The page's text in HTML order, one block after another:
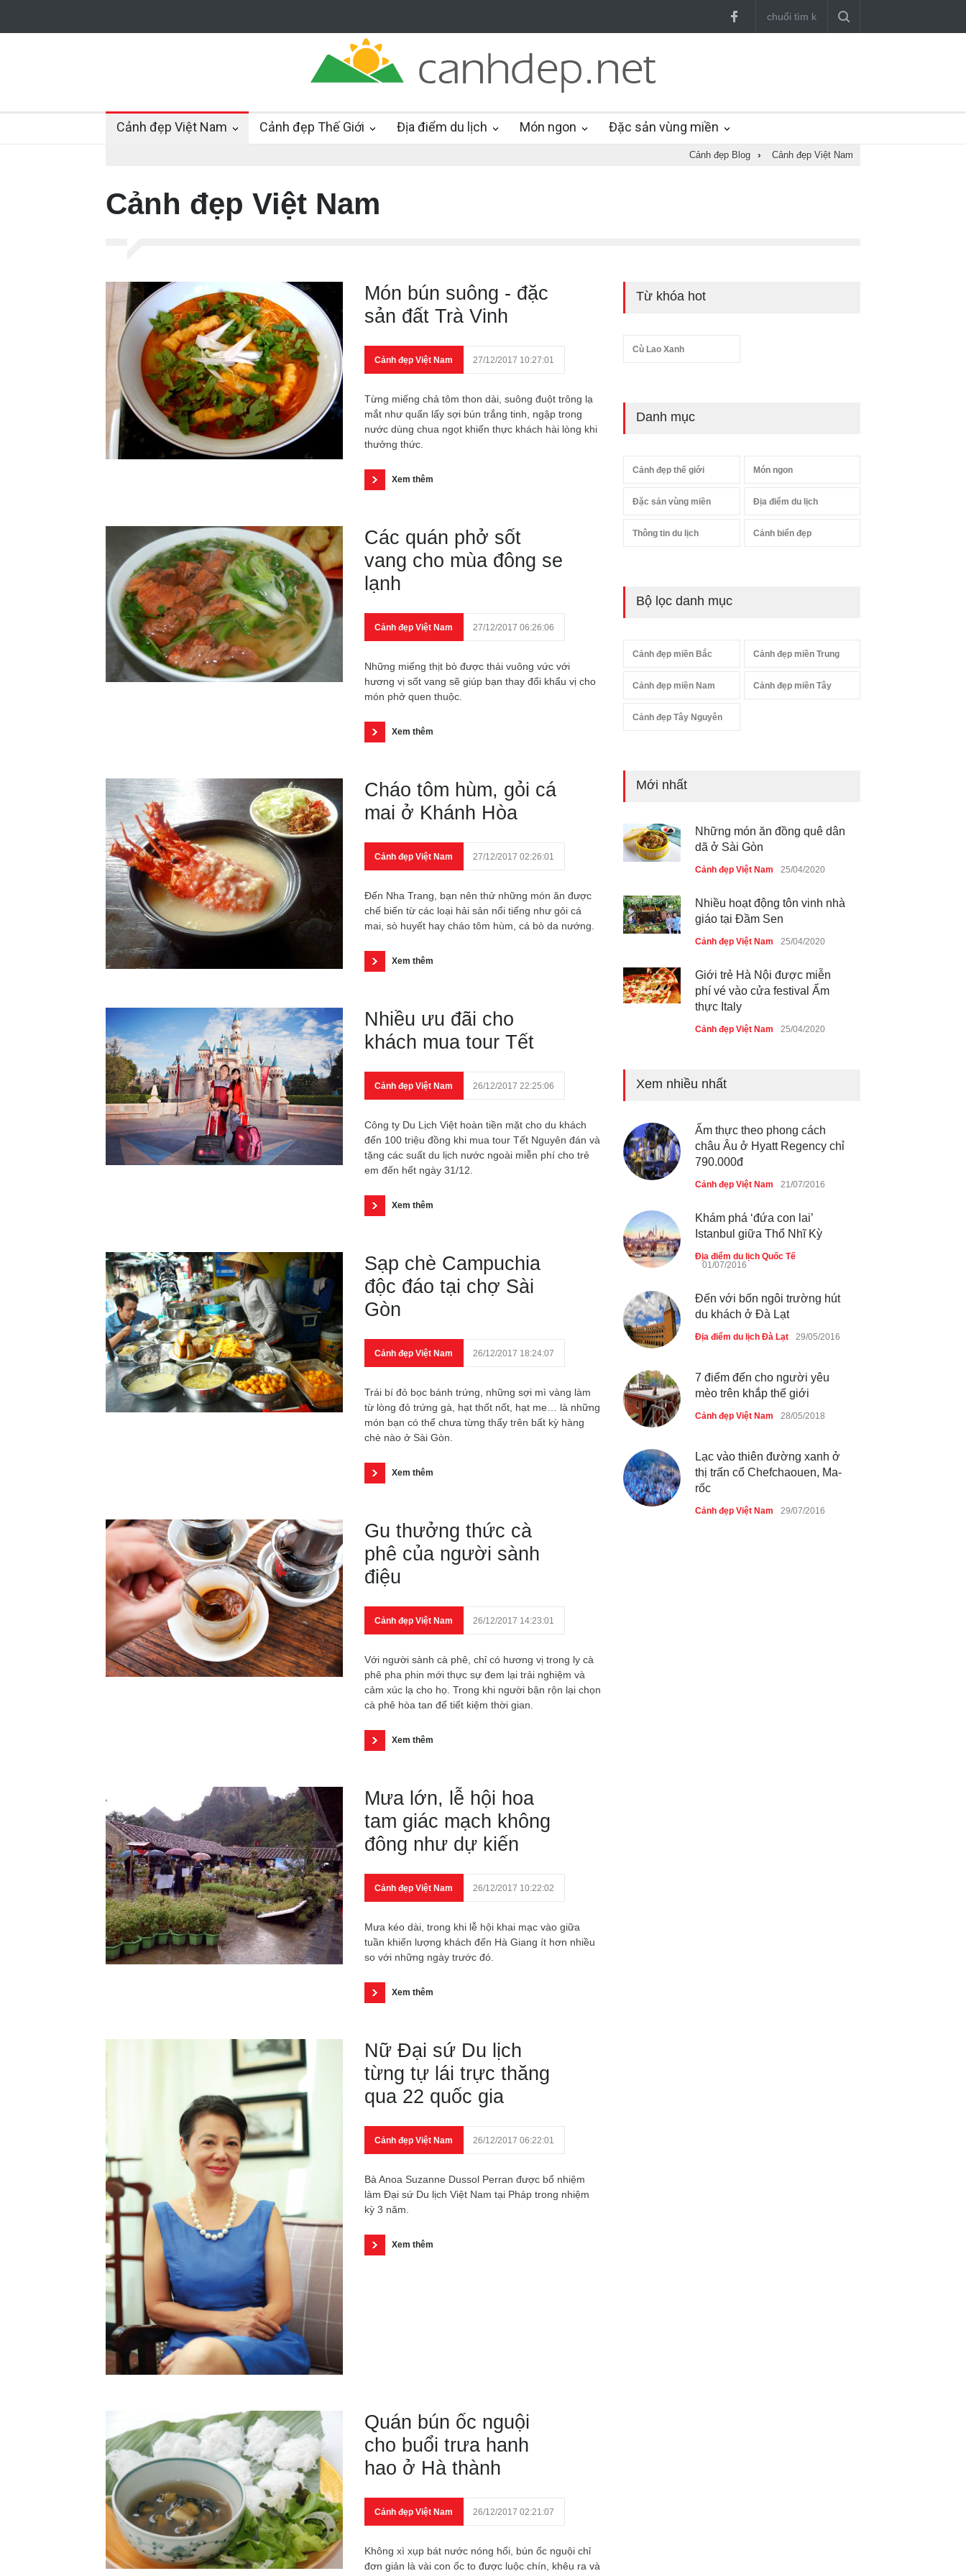
Cảnh đẹp Việt Nam Cảnh đẹp Thế Giới Địa điểm du lịch Món ngon Đặc sản vùng miền
Cảnh đẹp Blog › Cảnh đẹp Việt Nam
Cảnh đẹp Việt Nam
Món bún suông - đặc
sản đất Trà Vinh
Cảnh đẹp Việt Nam 27/12/2017 10:27:01
Từng miếng chả tôm thon dài, suông đuột trông lạ
mắt như quấn lấy sợi bún trắng tinh, ngập trong
nước dùng chua ngọt khiến thực khách hài lòng khi
thưởng thức.
Xem thêm
Các quán phở sốt
vang cho mùa đông se
lạnh
Cảnh đẹp Việt Nam 27/12/2017 06:26:06
Những miếng thịt bò được thái vuông vức với
hương vị sốt vang sẽ giúp bạn thay đổi khẩu vị cho
món phở quen thuộc.
Xem thêm
Cháo tôm hùm, gỏi cá
mai ở Khánh Hòa
Cảnh đẹp Việt Nam 27/12/2017 02:26:01
Đến Nha Trang, bạn nên thử những món ăn được
chế biến từ các loại hải sản nổi tiếng như gỏi cá
mai, sò huyết hay cháo tôm hùm, cá bò da nướng.
Xem thêm
Nhiều ưu đãi cho
khách mua tour Tết
Cảnh đẹp Việt Nam 26/12/2017 22:25:06
Công ty Du Lịch Việt hoàn tiền mặt cho du khách
đến 100 triệu đồng khi mua tour Tết Nguyên đán và
tặng các suất du lịch nước ngoài miễn phí cho trẻ
em đến hết ngày 31/12.
Xem thêm
Sạp chè Campuchia
độc đáo tại chợ Sài
Gòn
Cảnh đẹp Việt Nam 26/12/2017 18:24:07
Trái bí đỏ bọc bánh trứng, những sợi mì vàng làm
từ lòng đỏ trứng gà, hạt thốt nốt, hạt me… là những
món bạn có thể chưa từng thấy trên bất kỳ hàng
chè nào ở Sài Gòn.
Xem thêm
Gu thưởng thức cà
phê của người sành
điệu
Cảnh đẹp Việt Nam 26/12/2017 14:23:01
Với người sành cà phê, chỉ có hương vị trong ly cà
phê pha phin mới thực sự đem lại trải nghiệm và
cảm xúc lạ cho họ. Trong khi người bận rộn lại chọn
cà phê hòa tan để tiết kiệm thời gian.
Xem thêm
Mưa lớn, lễ hội hoa
tam giác mạch không
đông như dự kiến
Cảnh đẹp Việt Nam 26/12/2017 10:22:02
Mưa kéo dài, trong khi lễ hội khai mạc vào giữa
tuần khiến lượng khách đến Hà Giang ít hơn nhiều
so với những ngày trước đó.
Xem thêm
Nữ Đại sứ Du lịch
từng tự lái trực thăng
qua 22 quốc gia
Cảnh đẹp Việt Nam 26/12/2017 06:22:01
Bà Anoa Suzanne Dussol Perran được bổ nhiệm
làm Đại sứ Du lịch Việt Nam tại Pháp trong nhiệm
kỳ 3 năm.
Xem thêm
Quán bún ốc nguội
cho buổi trưa hanh
hao ở Hà thành
Cảnh đẹp Việt Nam 26/12/2017 02:21:07
Không xì xụp bát nước nóng hổi, bún ốc nguội chỉ
đơn giản là vài con ốc to được luộc chín, khêu ra và
Từ khóa hot
Cù Lao Xanh
Danh mục
Cảnh đẹp thế giới Món ngon
Đặc sản vùng miền Địa điểm du lịch
Thông tin du lịch Cảnh biển đẹp
Bộ lọc danh mục
Cảnh đẹp miền Bắc Cảnh đẹp miền Trung
Cảnh đẹp miền Nam Cảnh đẹp miền Tây
Cảnh đẹp Tây Nguyên
Mới nhất
Những món ăn đồng quê dân
dã ở Sài Gòn
Cảnh đẹp Việt Nam 25/04/2020
Nhiều hoạt động tôn vinh nhà
giáo tại Đầm Sen
Cảnh đẹp Việt Nam 25/04/2020
Giới trẻ Hà Nội được miễn
phí vé vào cửa festival Ẩm
thực Italy
Cảnh đẹp Việt Nam 25/04/2020
bờ hồ Hà Nội
Bán đảo Sơn Trà sẽ là khu
du lịch quốc gia
vệ sinh miễn phí
tiên qua cửa khẩu Móng Cái
Cảnh đẹp Việt Nam 24/04/2020
Cảnh đẹp Việt Nam 24/04/2020
Bún cá thố và bánh canh cốt
Cảnh đẹp Việt Nam 24/04/2020
Xem nhiều nhất
Ẩm thực theo phong cách
châu Âu ở Hyatt Regency chỉ
790.000đ
Cảnh đẹp Việt Nam 21/07/2016
Khám phá ‘đứa con lai’
Istanbul giữa Thổ Nhĩ Kỳ
Địa điểm du lịch Quốc Tế
01/07/2016
Đến với bốn ngôi trường hút
du khách ở Đà Lạt
Địa điểm du lịch Đà Lạt 29/05/2016
7 điểm đến cho người yêu
mèo trên khắp thế giới
Cảnh đẹp Việt Nam 28/05/2018
Lạc vào thiên đường xanh ở
thị trấn cổ Chefchaouen, Ma-
rốc
Cảnh đẹp Việt Nam 29/07/2016